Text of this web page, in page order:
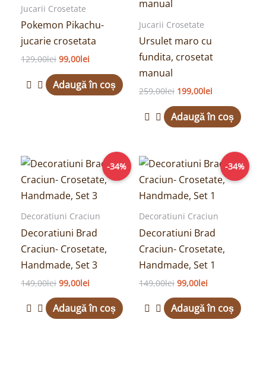
Jucarii Crosetate
Pokemon Pikachu-
jucarie crosetata
129,00lei
129,00lei.
99,00lei
Adaugă în coș
Jucarii Crosetate
Ursulet maro cu
fundita, crosetat
manual
259,00lei 199,00lei
Adaugă în coș
-34%
Decoratiuni Craciun
Decoratiuni Brad
Craciun- Crosetate,
Handmade, Set 3
149,00lei
Prețul
inițial
a
fost:
149,00lei.
99,00lei
Prețul
curent
este:
99,00lei.
Adaugă în coș
-34%
Decoratiuni Craciun
Decoratiuni Brad
Craciun- Crosetate,
Handmade, Set 1
149,00lei
Prețul
inițial
a
fost:
149,00lei.
99,00lei
Prețul
curent
este:
99,00lei.
Adaugă în coș